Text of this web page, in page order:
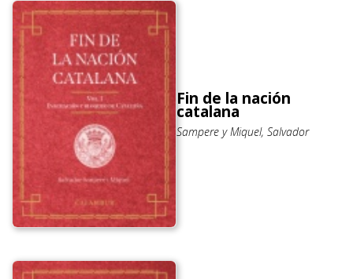
Fin de la nación
catalana
Sampere y Miquel, Salvador